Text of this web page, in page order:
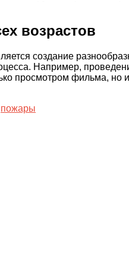
возрастов
создание
Например,
просмотром фильма, но
пожары